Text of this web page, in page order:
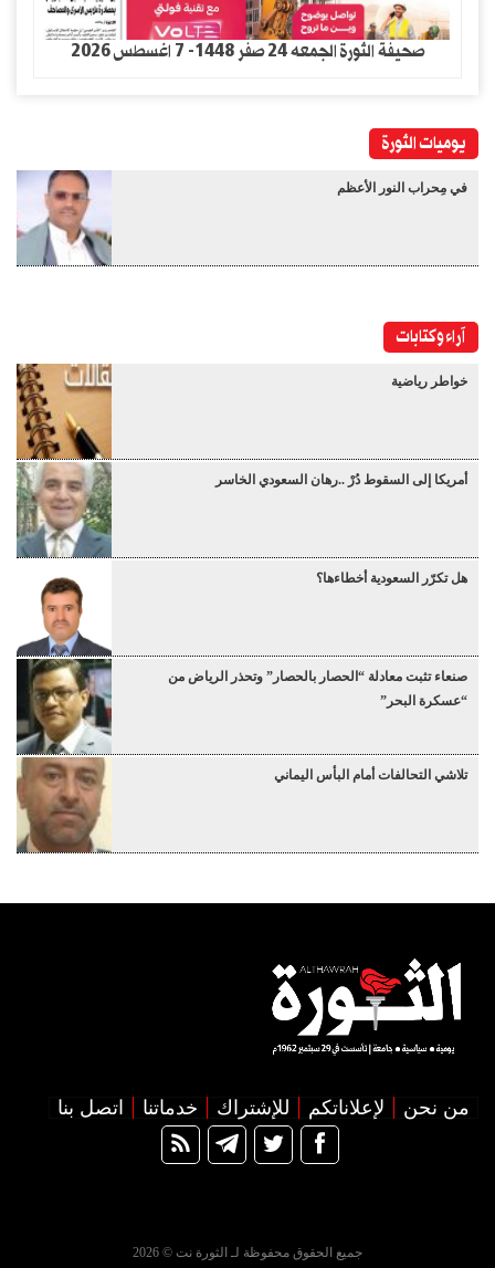
صحيفة الثورة الجمعه 24 صفر 1448- 7 اغسطس 2026
يوميات الثورة
في مِحراب النور الأعظم
آراء وكتابات
خواطر رياضية
أمريكا إلى السقوط دُرْ ..رهان السعودي الخاسر
هل تكرّر السعودية أخطاءها؟
صنعاء تثبت معادلة “الحصار بالحصار” وتحذر الرياض من
“عسكرة البحر”
تلاشي التحالفات أمام البأس اليماني
من نحن لإعلاناتكم للإشتراك خدماتنا اتصل بنا
جميع الحقوق محفوظة لـ الثورة نت © 2026